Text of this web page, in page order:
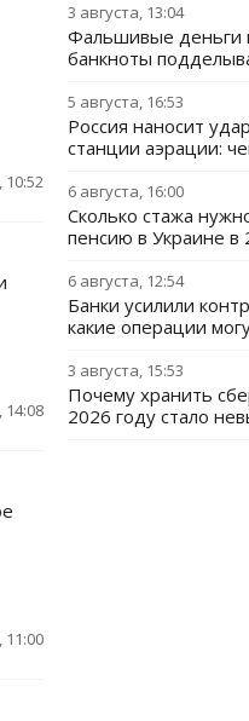
10:52
14:08
11:00
3 августа, 13:04
Фальшивые деньги
банкноты
5 августа, 16:53
Россия наносит
станции аэрации:
6 августа, 16:00
Сколько стажа
пенсию в Украине в
6 августа, 12:54
Банки усилили
какие операции
3 августа, 15:53
Почему хранить
2026 году стало